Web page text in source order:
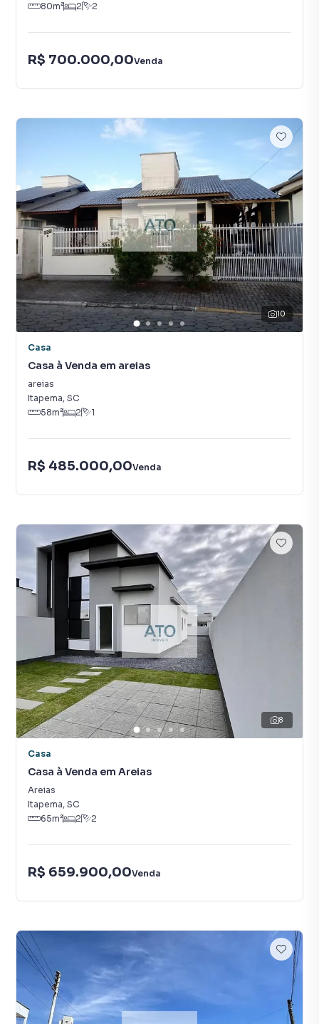
80m² 2 2
R$ 700.000,00Venda
10
Casa
Casa à Venda em areias
areias
Itapema, SC
58m² 2 1
R$ 485.000,00Venda
8
Casa
Casa à Venda em Areias
Areias
Itapema, SC
65m² 2 2
R$ 659.900,00Venda